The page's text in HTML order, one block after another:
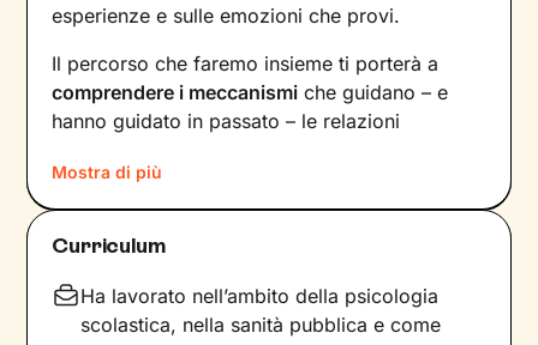
esperienze e sulle emozioni che provi.
Il percorso che faremo insieme ti porterà a
comprendere i meccanismi che guidano – e
hanno guidato in passato – le relazioni
alla base di ciò che stai vivendo oggi.
Imparerai a trasformare alcuni elementi che non
ti rappresentano più e scoprirai dentro di te
Mostra di più
Curriculum
Ha lavorato nell’ambito della psicologia
scolastica, nella sanità pubblica e come